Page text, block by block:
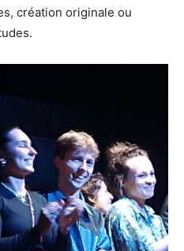
création originale ou